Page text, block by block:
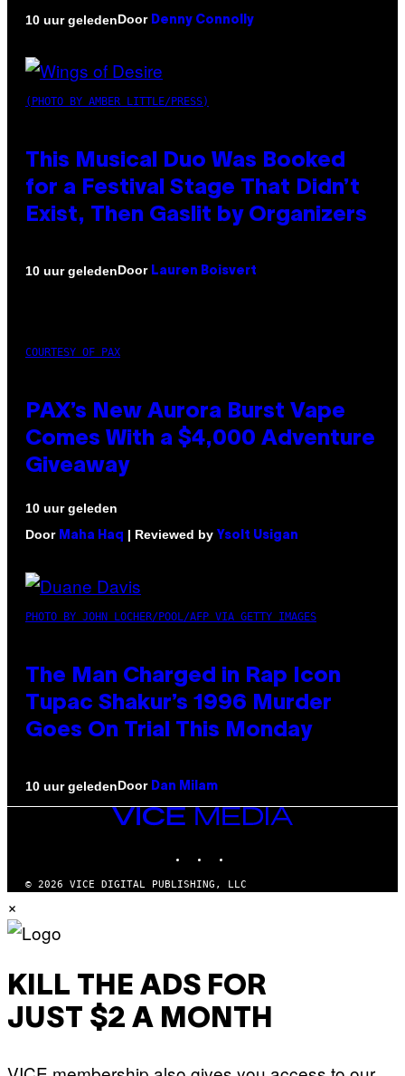
10 uur geledenDoor Denny Connolly
(PHOTO BY AMBER LITTLE/PRESS)
This Musical Duo Was Booked
for a Festival Stage That Didn’t
Exist, Then Gaslit by Organizers
10 uur geledenDoor Lauren Boisvert
COURTESY OF PAX
PAX’s New Aurora Burst Vape
Comes With a $4,000 Adventure
Giveaway
10 uur geleden
Door Maha Haq | Reviewed by Ysolt Usigan
PHOTO BY JOHN LOCHER/POOL/AFP VIA GETTY IMAGES
The Man Charged in Rap Icon
Tupac Shakur’s 1996 Murder
Goes On Trial This Monday
10 uur geledenDoor Dan Milam
VICE
© 2026 VICE DIGITAL PUBLISHING, LLC
×
KILL THE ADS FOR
JUST $2 A MONTH